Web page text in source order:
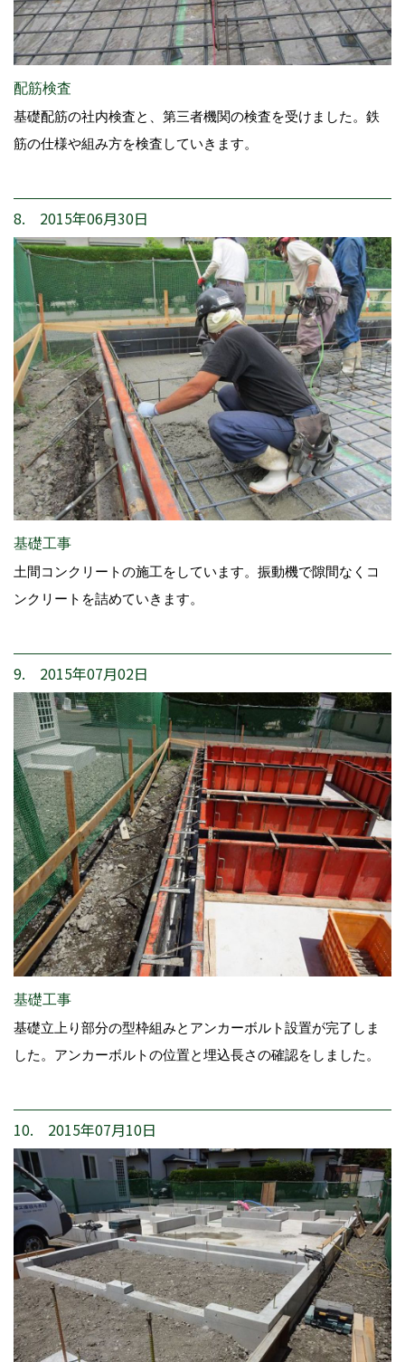
配筋検査
基礎配筋の社内検査と、第三者機関の検査を受けました。鉄
筋の仕様や組み方を検査していきます。
8. 2015年06月30日
基礎工事
土間コンクリートの施工をしています。振動機で隙間なくコ
ンクリートを詰めていきます。
9. 2015年07月02日
基礎工事
基礎立上り部分の型枠組みとアンカーボルト設置が完了しま
した。アンカーボルトの位置と埋込長さの確認をしました。
10. 2015年07月10日